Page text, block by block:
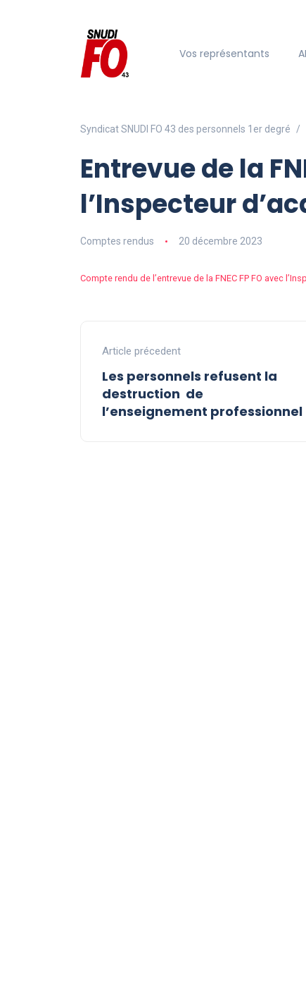
Vos représentants
Syndicat SNUDI FO 43 des personnels 1er degré
Entrevue de la
l’Inspecteur
Comptes rendus 20 décembre 2023
Compte rendu de l’entrevue de la FNEC FP FO avec
Article précedent
Les personnels refusent la
destruction de
l’enseignement professionnel